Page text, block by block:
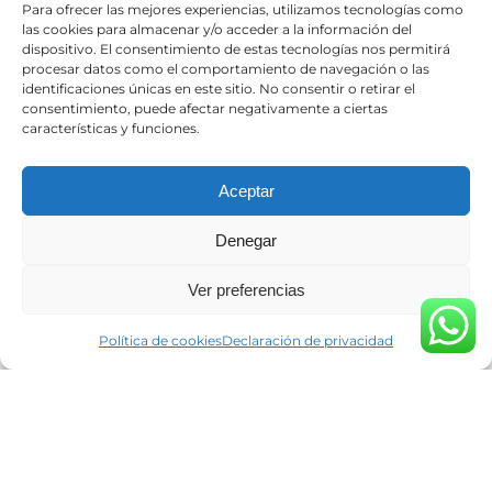
Para ofrecer las mejores experiencias, utilizamos tecnologías como
las cookies para almacenar y/o acceder a la información del
dispositivo. El consentimiento de estas tecnologías nos permitirá
procesar datos como el comportamiento de navegación o las
identificaciones únicas en este sitio. No consentir o retirar el
consentimiento, puede afectar negativamente a ciertas
características y funciones.
Aceptar
Denegar
Ver preferencias
Política de cookiesDeclaración de privacidad
©2026 Roussé Fotografía. Todos los derechos
reservados
Diseño porDoctores Web